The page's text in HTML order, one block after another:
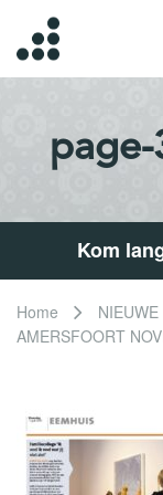
page-
Kom
Home
AMERSFOORT